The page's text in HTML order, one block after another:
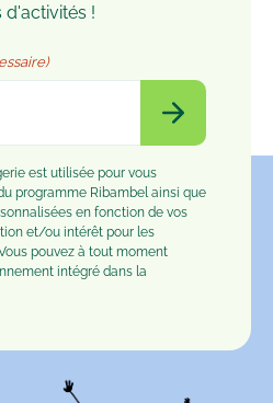
d'activités !
est utilisée pour vous
programme Ribambel ainsi que
en fonction de vos
et/ou intérêt pour les
pouvez à tout moment
intégré dans la